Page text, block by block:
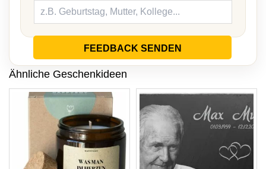
FEEDBACK SENDEN
Ähnliche Geschenkideen